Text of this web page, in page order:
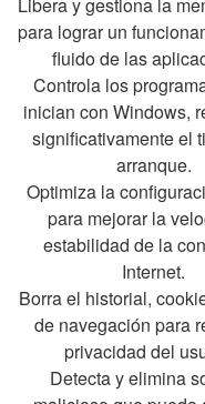
Libera y gestiona la
para lograr un
fluido de las
Controla los
inician con Windows,
significativamente el
arranque.
Optimiza la
para mejorar la
estabilidad de la
Internet.
Borra el historial,
de navegación para
privacidad del
Detecta y elimina